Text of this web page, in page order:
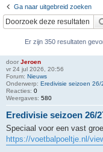
Ga naar uitgebreid zoeken
Er zijn 350 resultaten
door Jeroen
vr 24 jul 2026, 20:56
Forum: Nieuws
Onderwerp: Eredivisie seizoen
Reacties: 0
Weergaves: 580
Eredivisie seizoen 26/
Speciaal voor een vast
https://voetbalpoeltje.nl/